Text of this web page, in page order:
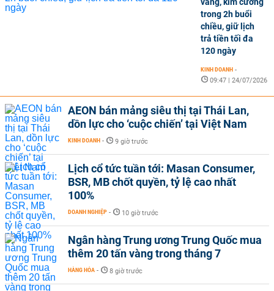
trong 2h buổi
chiều, giữ lịch
trả tiền tối đa
120 ngày
KINH DOANH -
09:47 | 24/07/2026
AEON bán mảng siêu thị tại Thái Lan,
dồn lực cho ‘cuộc chiến’ tại Việt Nam
KINH DOANH - 9 giờ trước
Lịch cổ tức tuần tới: Masan Consumer,
BSR, MB chốt quyền, tỷ lệ cao nhất
100%
DOANH NGHIỆP - 10 giờ trước
Ngân hàng Trung ương Trung Quốc mua
thêm 20 tấn vàng trong tháng 7
HÀNG HÓA - 8 giờ trước